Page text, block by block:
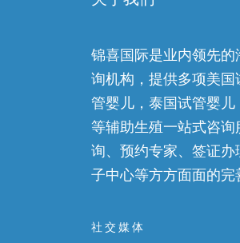
锦喜国际是业内领先
询机构，提供多项美
管婴儿，泰国试管婴
等辅助生殖一站式咨
询、预约专家、签证
子中心等方方面面的完
社交媒体